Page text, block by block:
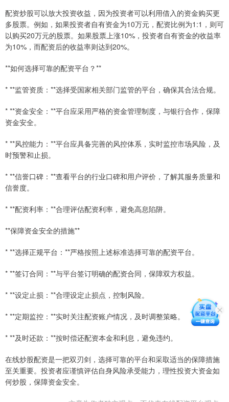
配资炒股可以放大投资收益，因为投资者可以利用借入的资金购买更
多股票。例如，如果投资者自有资金为10万元，配资比例为1:1，则可
以购买20万元的股票。如果股票上涨10%，投资者自有资金的收益率
为10%，而配资后的收益率则达到20%。
**如何选择可靠的配资平台？**
* **监管资质：**选择受国家相关部门监管的平台，确保其合法合规。
* **资金安全：**平台应采用严格的资金管理制度，与银行合作，保障
资金安全。
* **风控能力：**平台应具备完善的风控体系，实时监控市场风险，及
时预警和止损。
* **信誉口碑：**查看平台的行业口碑和用户评价，了解其服务质量和
信誉度。
* **配资利率：**合理评估配资利率，避免高息陷阱。
**保障资金安全的措施**
* **选择正规平台：**严格按照上述标准选择可靠的配资平台。
* **签订合同：**与平台签订明确的配资合同，保障双方权益。
* **设定止损：**合理设定止损点，控制风险。
* **定期监控：**实时关注配资账户情况，及时调整策略。
* **及时还款：**按时偿还配资本金和利息，避免违约。
在线炒股配资是一把双刃剑，选择可靠的平台和采取适当的保障措施
至关重要。投资者应谨慎评估自身风险承受能力，理性投资大资金如
何炒股，保障资金安全。